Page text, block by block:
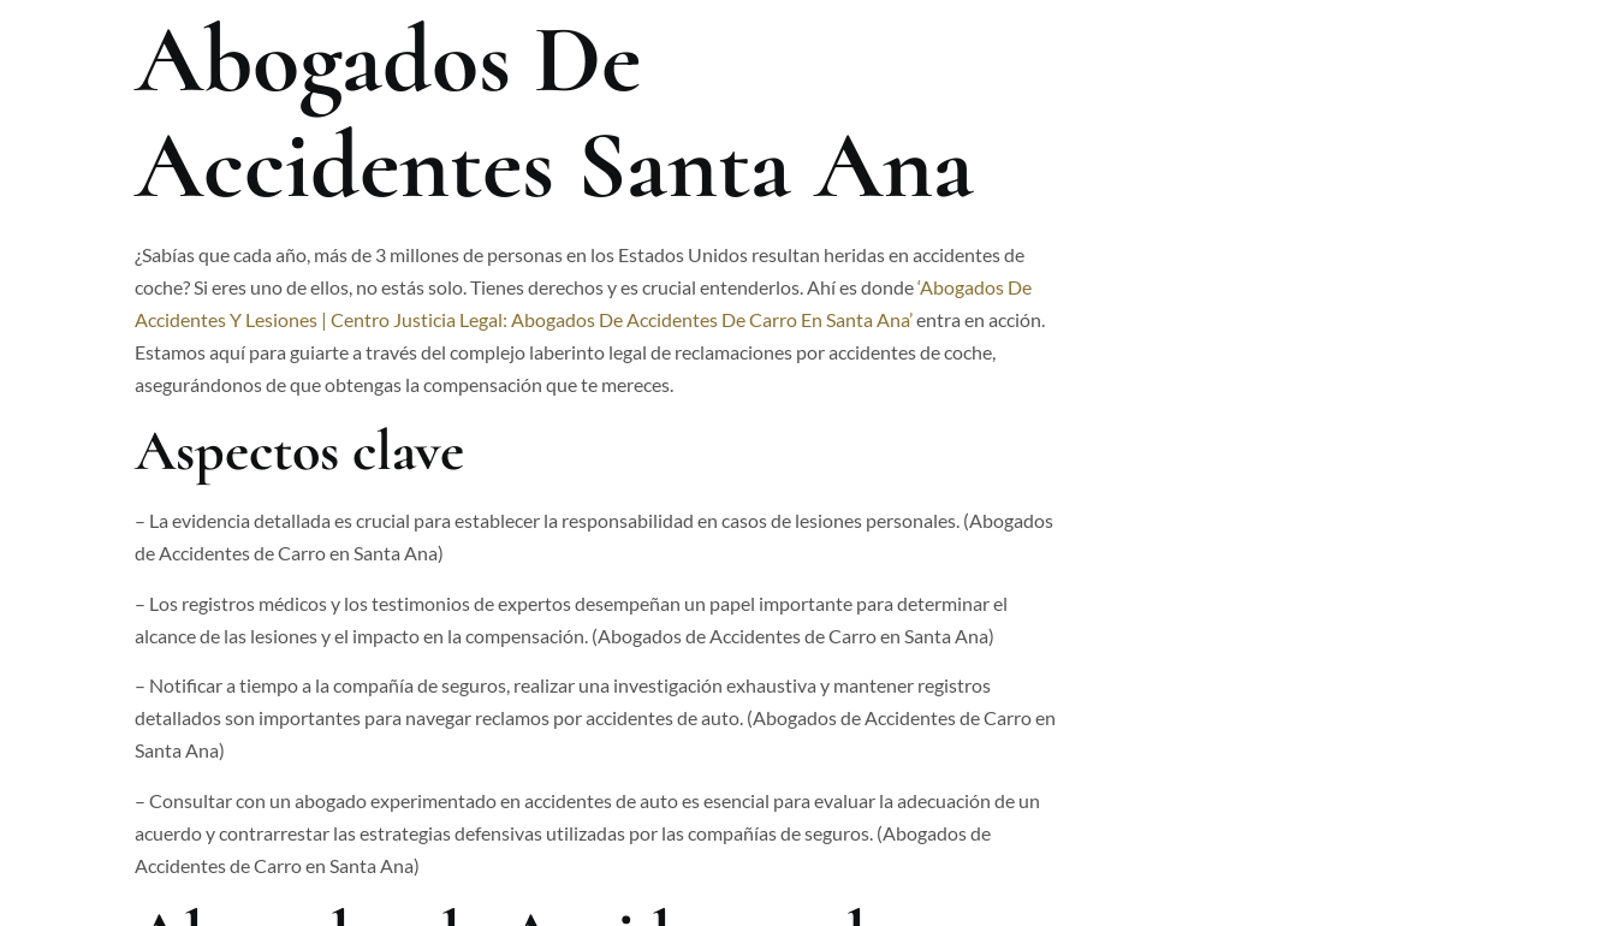
Abogados De
Accidentes Santa Ana
¿Sabías que cada año, más de 3 millones de personas en los Estados Unidos resultan heridas en accidentes de
coche? Si eres uno de ellos, no estás solo. Tienes derechos y es crucial entenderlos. Ahí es donde‘Abogados De
Accidentes Y Lesiones | Centro Justicia Legal: Abogados De Accidentes De Carro En Santa Ana’entra en acción.
Estamos aquí para guiarte a través del complejo laberinto legal de reclamaciones por accidentes de coche,
asegurándonos de que obtengas la compensación que te mereces.
Aspectos clave
– La evidencia detallada es crucial para establecer la responsabilidad en casos de lesiones personales. (Abogados
de Accidentes de Carro en Santa Ana​)
– Los registros médicos y los testimonios de expertos desempeñan un papel importante para determinar el
alcance de las lesiones y el impacto en la compensación. (Abogados de Accidentes de Carro en Santa Ana​)
– Notificar a tiempo a la compañía de seguros, realizar una investigación exhaustiva y mantener registros
detallados son importantes para navegar reclamos por accidentes de auto. (Abogados de Accidentes de Carro en
Santa Ana​)
– Consultar con un abogado experimentado en accidentes de auto es esencial para evaluar la adecuación de un
acuerdo y contrarrestar las estrategias defensivas utilizadas por las compañías de seguros. (Abogados de
Accidentes de Carro en Santa Ana​)